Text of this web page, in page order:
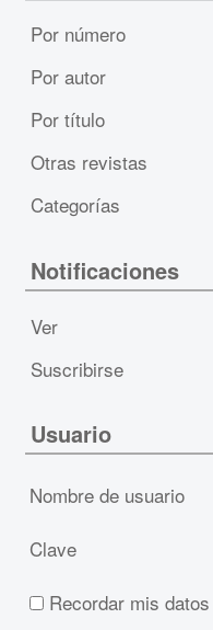
Por número
Por autor
Por título
Otras revistas
Categorías
Notificaciones
Ver
Suscribirse
Usuario
Nombre de usuario
Clave
Recordar mis datos